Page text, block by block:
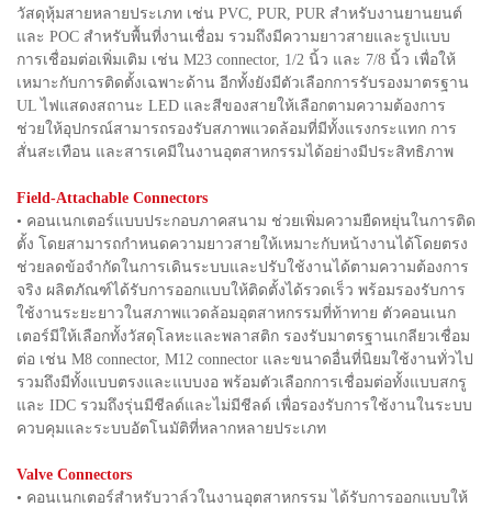
วัสดุหุ้มสายหลายประเภท เช่น PVC, PUR, PUR สำหรับงานยานยนต์
และ POC สำหรับพื้นที่งานเชื่อม รวมถึงมีความยาวสายและรูปแบบ
การเชื่อมต่อเพิ่มเติม เช่น M23 connector, 1/2 นิ้ว และ 7/8 นิ้ว เพื่อให้
เหมาะกับการติดตั้งเฉพาะด้าน อีกทั้งยังมีตัวเลือกการรับรองมาตรฐาน
UL ไฟแสดงสถานะ LED และสีของสายให้เลือกตามความต้องการ
ช่วยให้อุปกรณ์สามารถรองรับสภาพแวดล้อมที่มีทั้งแรงกระแทก การ
สั่นสะเทือน และสารเคมีในงานอุตสาหกรรมได้อย่างมีประสิทธิภาพ
Field-Attachable Connectors
• คอนเนกเตอร์แบบประกอบภาคสนาม ช่วยเพิ่มความยืดหยุ่นในการติด
ตั้ง โดยสามารถกำหนดความยาวสายให้เหมาะกับหน้างานได้โดยตรง
ช่วยลดข้อจำกัดในการเดินระบบและปรับใช้งานได้ตามความต้องการ
จริง ผลิตภัณฑ์ได้รับการออกแบบให้ติดตั้งได้รวดเร็ว พร้อมรองรับการ
ใช้งานระยะยาวในสภาพแวดล้อมอุตสาหกรรมที่ท้าทาย ตัวคอนเนก
เตอร์มีให้เลือกทั้งวัสดุโลหะและพลาสติก รองรับมาตรฐานเกลียวเชื่อม
ต่อ เช่น M8 connector, M12 connector และขนาดอื่นที่นิยมใช้งานทั่วไป
รวมถึงมีทั้งแบบตรงและแบบงอ พร้อมตัวเลือกการเชื่อมต่อทั้งแบบสกรู
และ IDC รวมถึงรุ่นมีชีลด์และไม่มีชีลด์ เพื่อรองรับการใช้งานในระบบ
ควบคุมและระบบอัตโนมัติที่หลากหลายประเภท
Valve Connectors
• คอนเนกเตอร์สำหรับวาล์วในงานอุตสาหกรรม ได้รับการออกแบบให้